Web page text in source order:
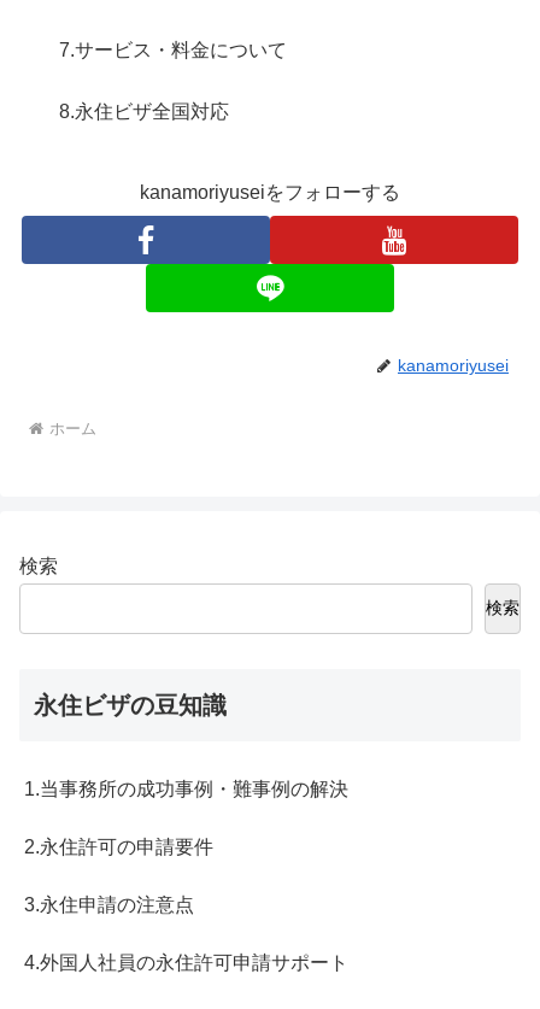
7.サービス・料金について
8.永住ビザ全国対応
kanamoriyuseiをフォローする
kanamoriyusei
ホーム
検索
検索
永住ビザの豆知識
1.当事務所の成功事例・難事例の解決
2.永住許可の申請要件
3.永住申請の注意点
4.外国人社員の永住許可申請サポート